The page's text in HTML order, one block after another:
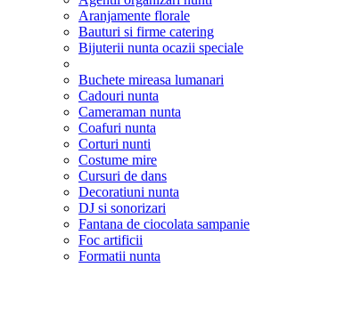
Aranjamente florale
Bauturi si firme catering
Bijuterii nunta ocazii speciale
Buchete mireasa lumanari
Cadouri nunta
Cameraman nunta
Coafuri nunta
Corturi nunti
Costume mire
Cursuri de dans
Decoratiuni nunta
DJ si sonorizari
Fantana de ciocolata sampanie
Foc artificii
Formatii nunta